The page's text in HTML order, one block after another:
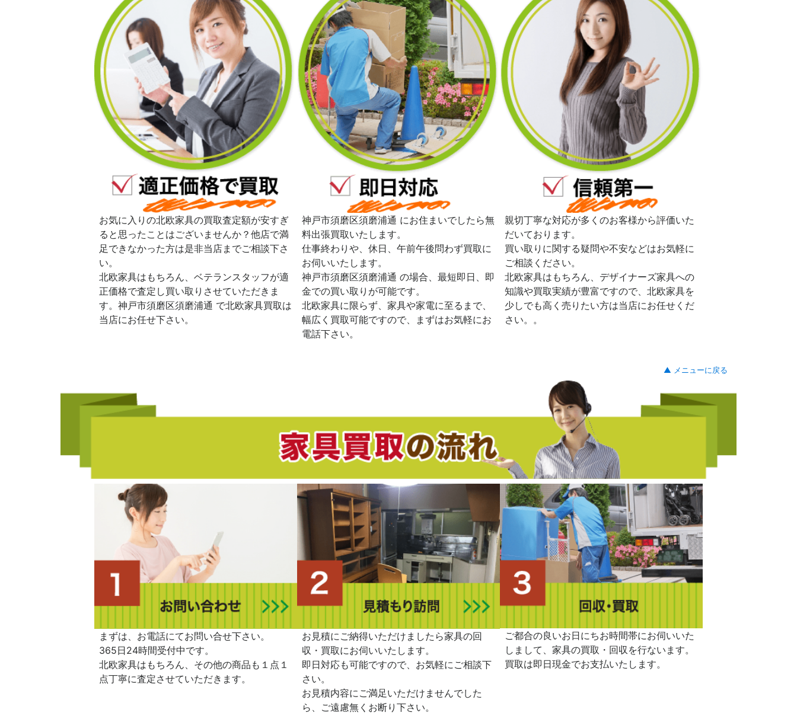
お気に入りの北欧家具の買取査定額が安すぎ
ると思ったことはございませんか？他店で満
足できなかった方は是非当店までご相談下さ
い。
北欧家具はもちろん、ベテランスタッフが適
正価格で査定し買い取りさせていただきま
す。神戸市須磨区須磨浦通 で北欧家具買取は
当店にお任せ下さい。
神戸市須磨区須磨浦通 にお住まいでしたら無
料出張買取いたします。
仕事終わりや、休日、午前午後問わず買取に
お伺いいたします。
神戸市須磨区須磨浦通 の場合、最短即日、即
金での買い取りが可能です。
北欧家具に限らず、家具や家電に至るまで、
幅広く買取可能ですので、まずはお気軽にお
電話下さい。
親切丁寧な対応が多くのお客様から評価いた
だいております。
買い取りに関する疑問や不安などはお気軽に
ご相談ください。
北欧家具はもちろん、デザイナーズ家具への
知識や買取実績が豊富ですので、北欧家具を
少しでも高く売りたい方は当店にお任せくだ
さい。。
▲ メニューに戻る
まずは、お電話にてお問い合せ下さい。
365日24時間受付中です。
北欧家具はもちろん、その他の商品も１点１
点丁寧に査定させていただきます。
お見積にご納得いただけましたら家具の回
収・買取にお伺いいたします。
即日対応も可能ですので、お気軽にご相談下
さい。
お見積内容にご満足いただけませんでした
ら、ご遠慮無くお断り下さい。
ご都合の良いお日にちお時間帯にお伺いいた
しまして、家具の買取・回収を行ないます。
買取は即日現金でお支払いたします。